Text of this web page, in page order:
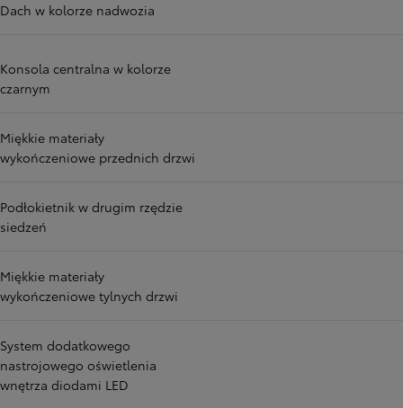
Dach w kolorze nadwozia
Konsola centralna w kolorze
czarnym
Miękkie materiały
wykończeniowe przednich drzwi
Podłokietnik w drugim rzędzie
siedzeń
Miękkie materiały
wykończeniowe tylnych drzwi
System dodatkowego
nastrojowego oświetlenia
wnętrza diodami LED